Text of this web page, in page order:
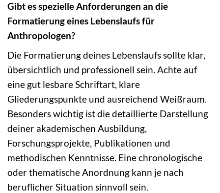
Gibt es spezielle Anforderungen an die
Formatierung eines Lebenslaufs für
Anthropologen?
Die Formatierung deines Lebenslaufs sollte klar,
übersichtlich und professionell sein. Achte auf
eine gut lesbare Schriftart, klare
Gliederungspunkte und ausreichend Weißraum.
Besonders wichtig ist die detaillierte Darstellung
deiner akademischen Ausbildung,
Forschungsprojekte, Publikationen und
methodischen Kenntnisse. Eine chronologische
oder thematische Anordnung kann je nach
beruflicher Situation sinnvoll sein.